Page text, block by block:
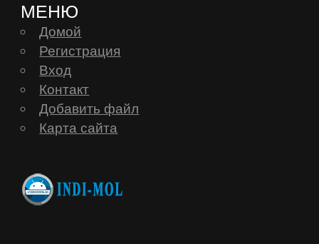
МЕНЮ
Домой
Регистрация
Вход
Контакт
Добавить файл
Карта сайта